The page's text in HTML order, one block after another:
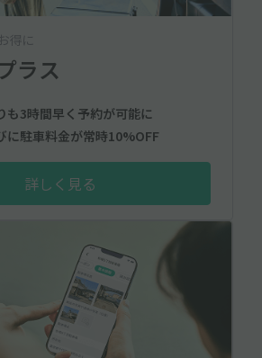
得に
ラス
も3時間早く予約が可能に
に駐車料金が常時10%OFF
詳しく見る